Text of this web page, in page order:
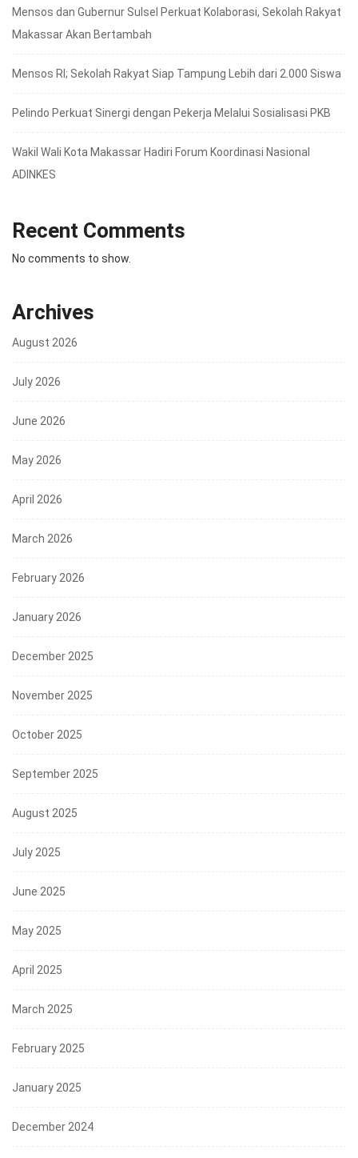
Mensos dan Gubernur Sulsel Perkuat Kolaborasi, Sekolah Rakyat
Makassar Akan Bertambah
Mensos RI; Sekolah Rakyat Siap Tampung Lebih dari 2.000 Siswa
Pelindo Perkuat Sinergi dengan Pekerja Melalui Sosialisasi PKB
Wakil Wali Kota Makassar Hadiri Forum Koordinasi Nasional
ADINKES
Recent Comments
No comments to show.
Archives
August 2026
July 2026
June 2026
May 2026
April 2026
March 2026
February 2026
January 2026
December 2025
November 2025
October 2025
September 2025
August 2025
July 2025
June 2025
May 2025
April 2025
March 2025
February 2025
January 2025
December 2024